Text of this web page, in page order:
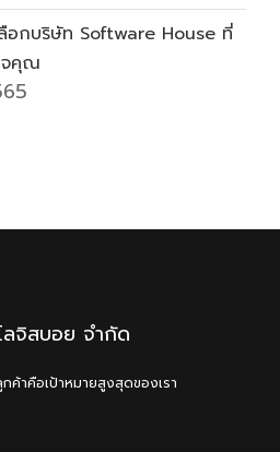
อกบริษัท Software House ที่
จคุณ
จิสบอย จำกัด
ค้าคือเป้าหมายสูงสุดของเรา